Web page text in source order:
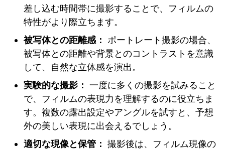
差し込む時間帯に撮影することで、フィルムの
特性がより際立ちます。
被写体との距離感：
ポートレート撮影の場合、
被写体との距離や背景とのコントラストを意識
して、自然な立体感を演出。
実験的な撮影： 一度に多くの撮影を試みること
で、フィルムの表現力を理解するのに役立ちま
す。複数の露出設定やアングルを試すと、予想
外の美しい表現に出会えるでしょう。
適切な現像と保管： 撮影後は、フィルム現像の